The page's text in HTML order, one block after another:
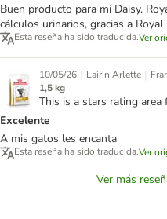
Buen producto para mi Daisy.
cálculos urinarios, gracias a
Esta reseña ha sido traducida.Ver
10/05/26 | Lairin Arlette |
1,5 kg
This is a stars rating
Excelente
A mis gatos les encanta
Esta reseña ha sido traducida.Ver
Ver más